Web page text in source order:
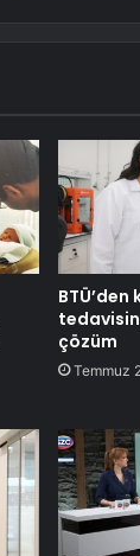
BTÜ’den
çözüm
Temmuz